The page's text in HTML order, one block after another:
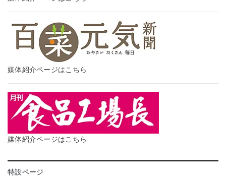
媒体紹介ページはこちら
媒体紹介ページはこちら
特設ページ